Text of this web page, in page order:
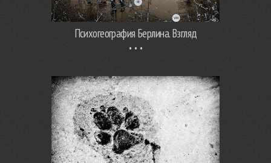
Психогеография Берлина. Взгляд